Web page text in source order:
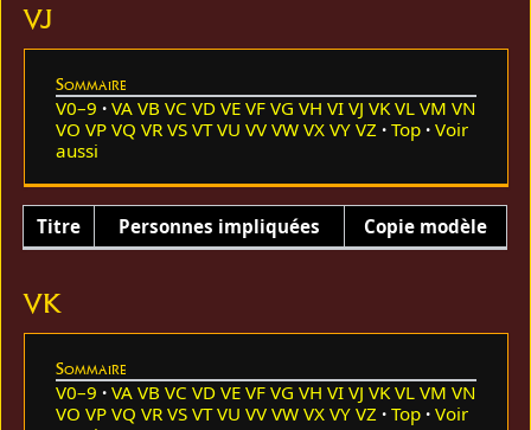
VJ
Sommaire
V0–9 VA VB VC VD VE VF VG VH VI VJ VK VL VM VN
VO VP VQ VR VS VT VU VV VW VX VY VZ Top
Voir
aussi
Titre Personnes impliquées Copie modèle
VK
Sommaire
V0–9 VA VB VC VD VE VF VG VH VI VJ VK VL VM VN
VO VP VQ VR VS VT VU VV VW VX VY VZ Top
Voir